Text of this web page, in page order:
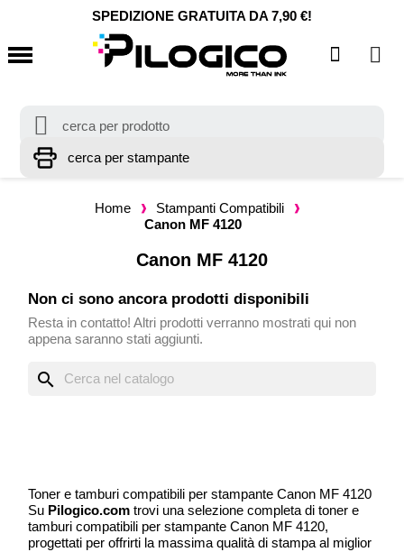
SPEDIZIONE GRATUITA DA 7,90 €!
Home
Stampanti Compatibili
Canon MF 4120
Canon MF 4120
Non ci sono ancora prodotti disponibili
Resta in contatto! Altri prodotti verranno mostrati qui non
appena saranno stati aggiunti.
search
Toner e tamburi compatibili per stampante Canon MF 4120
Su Pilogico.com trovi una selezione completa di toner e
tamburi compatibili per stampante Canon MF 4120,
progettati per offrirti la massima qualità di stampa al miglior